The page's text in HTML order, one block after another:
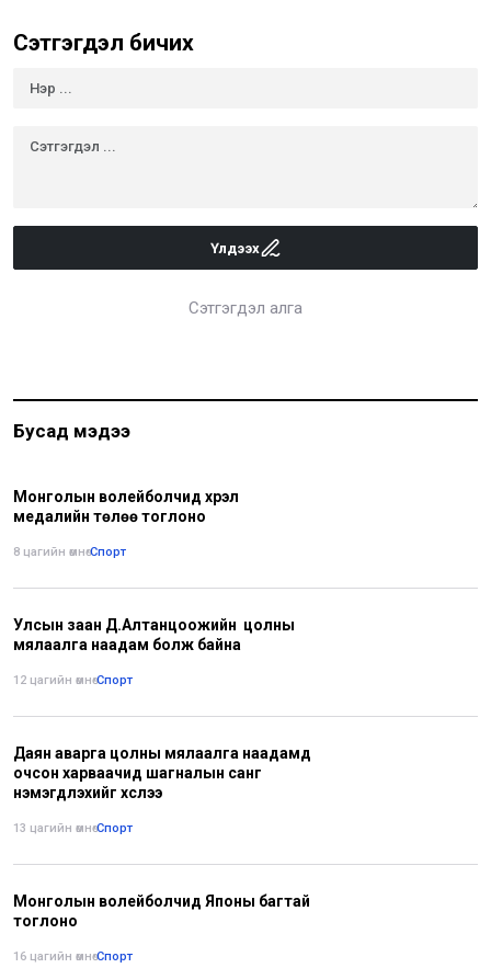
Сэтгэгдэл бичих
Үлдээх
Сэтгэгдэл алга
Бусад мэдээ
Монголын волейболчид хүрэл
медалийн төлөө тоглоно
8 цагийн өмнө•Спорт
Улсын заан Д.Алтанцоожийн цолны
мялаалга наадам болж байна
12 цагийн өмнө•Спорт
Даян аварга цолны мялаалга наадамд
очсон харваачид шагналын санг
нэмэгдүүлэхийг хүслээ
13 цагийн өмнө•Спорт
Монголын волейболчид Японы багтай
тоглоно
16 цагийн өмнө•Спорт